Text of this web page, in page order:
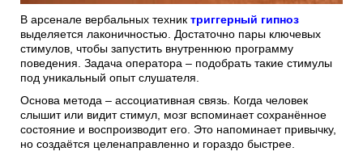
В арсенале вербальных техник триггерный гипноз
выделяется лаконичностью. Достаточно пары ключевых
стимулов, чтобы запустить внутреннюю программу
поведения. Задача оператора – подобрать такие стимулы
под уникальный опыт слушателя.
Основа метода – ассоциативная связь. Когда человек
слышит или видит стимул, мозг вспоминает сохранённое
состояние и воспроизводит его. Это напоминает привычку,
но создаётся целенаправленно и гораздо быстрее.